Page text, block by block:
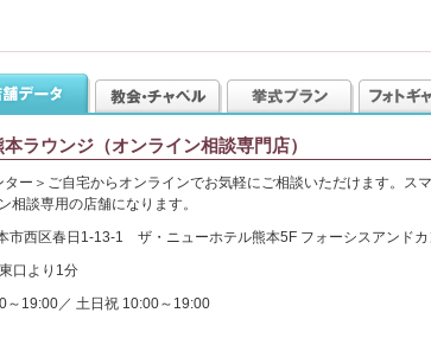
ラウンジ（オンライン相談専門店）
ー＞ご自宅からオンラインでお気軽にご相談いただけます。ス
相談専用の店舗になります。
市西区春日1-13-1 ザ・ニューホテル熊本5F フォーシスアンド
口より1分
～19:00／ 土日祝 10:00～19:00